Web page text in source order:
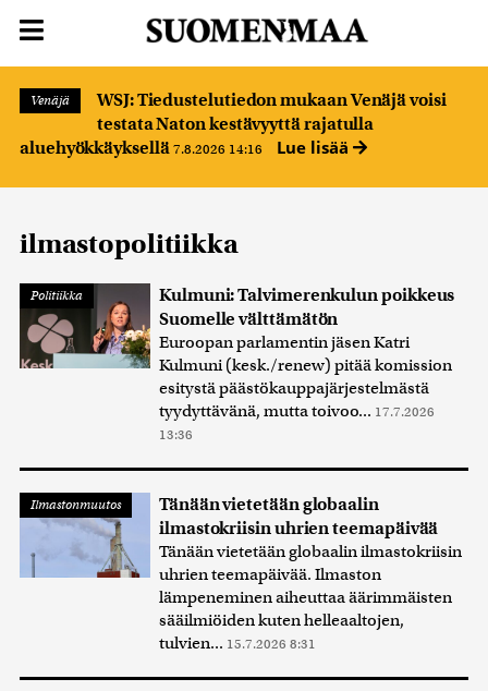
Venäjä
WSJ: Tiedustelutiedon mukaan Venäjä voisi
testata Naton kestävyyttä rajatulla
aluehyökkäyksellä 7.8.2026 14:16 Lue lisää
ilmastopolitiikka
Politiikka
Kulmuni: Talvimerenkulun poikkeus
Suomelle välttämätön
Euroopan parlamentin jäsen Katri
Kulmuni (kesk./renew) pitää komission
esitystä päästökauppajärjestelmästä
tyydyttävänä, mutta toivoo... 17.7.2026
13:36
Ilmastonmuutos
Tänään vietetään globaalin
ilmastokriisin uhrien teemapäivää
Tänään vietetään globaalin ilmastokriisin
uhrien teemapäivää. Ilmaston
lämpeneminen aiheuttaa äärimmäisten
sääilmiöiden kuten helleaaltojen,
tulvien... 15.7.2026 8:31